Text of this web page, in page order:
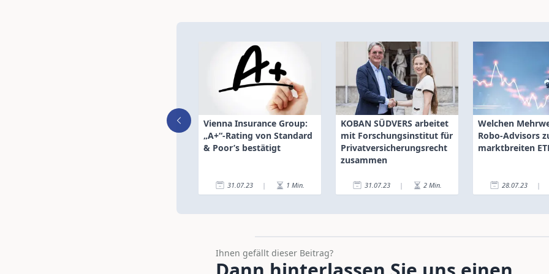
Vienna Insurance Group:
„A+“-Rating von Standard
& Poor’s bestätigt
31.07.23 | 1 Min.
KOBAN SÜDVERS arbeitet
mit Forschungsinstitut für
Privatversicherungsrecht
zusammen
31.07.23 | 2 Min.
Welchen
Robo-Advisors
marktbreiten
28.07.23 |
Ihnen gefällt dieser Beitrag?